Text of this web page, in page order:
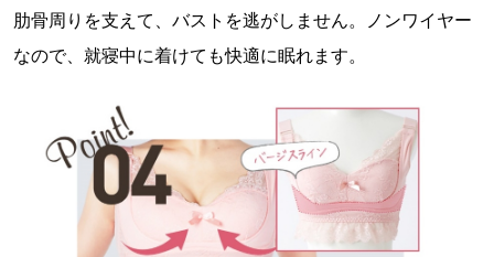
肋骨周りを支えて、バストを逃がしません。ノンワイヤー
なので、就寝中に着けても快適に眠れます。